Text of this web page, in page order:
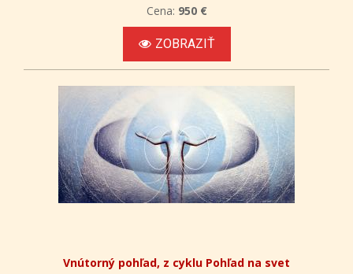
Cena: 950 €
ZOBRAZIŤ
Vnútorný pohľad, z cyklu Pohľad na svet